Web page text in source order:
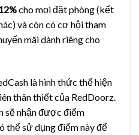
cho mọi đặt phòng (kết
và còn có cơ hội tham
mãi dành riêng cho
là hình thức thể hiện
thân thiết của RedDoorz.
sẽ nhận được điểm
thể sử dụng điểm này để